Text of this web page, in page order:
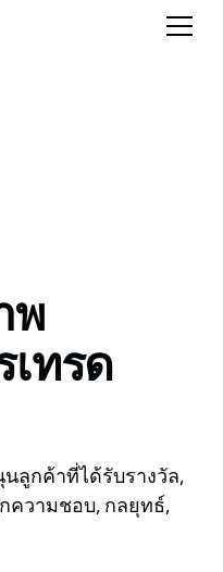
พ
ทรด
ลูกค้าที่ได้รับรางวัล,
ความชอบ, กลยุทธ์,